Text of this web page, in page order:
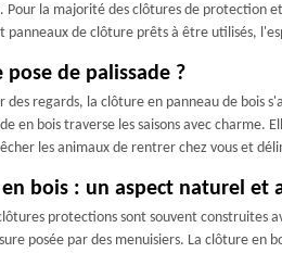
la majorité des clôtures de protection
panneaux de clôture prêts à être utilisés,
de palissade ?
des regards, la clôture en panneau de bois
en bois traverse les saisons avec
les animaux de rentrer chez vous et
en bois : un aspect naturel
protections sont souvent
posée par des menuisiers. La clôture